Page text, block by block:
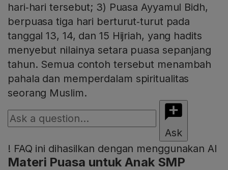
hari‑hari tersebut; 3) Puasa Ayyamul Bidh,
berpuasa tiga hari berturut‑turut pada
tanggal 13, 14, dan 15 Hijriah, yang hadits
menyebut nilainya setara puasa sepanjang
tahun. Semua contoh tersebut menambah
pahala dan memperdalam spiritualitas
seorang Muslim.
Ask
! FAQ ini dihasilkan dengan menggunakan AI
Materi Puasa untuk Anak SMP